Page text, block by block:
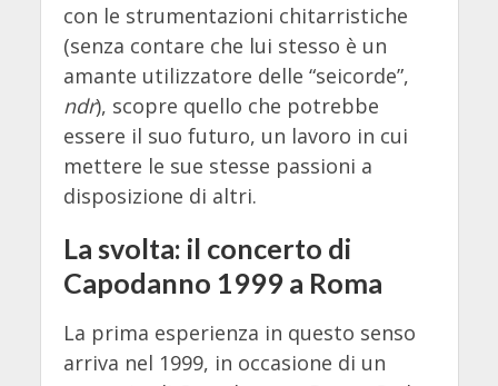
con le strumentazioni chitarristiche
(senza contare che lui stesso è un
amante utilizzatore delle “seicorde”,
ndr), scopre quello che potrebbe
essere il suo futuro, un lavoro in cui
mettere le sue stesse passioni a
disposizione di altri.
La svolta: il concerto di
Capodanno 1999 a Roma
La prima esperienza in questo senso
arriva nel 1999, in occasione di un